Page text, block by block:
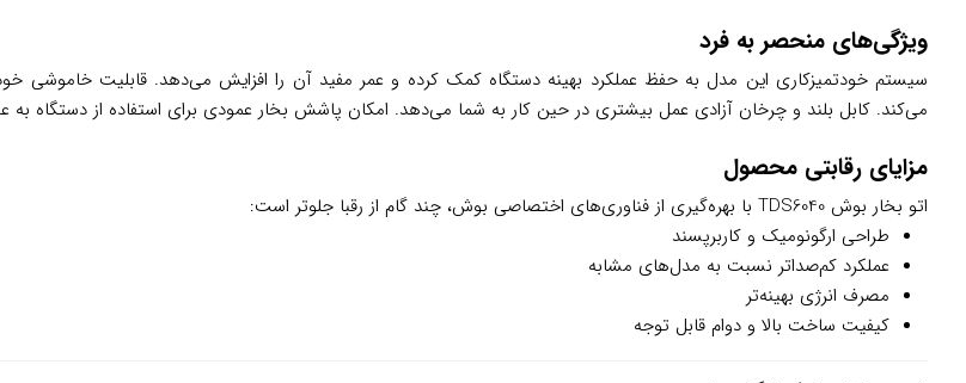
ویژگی‌های منحصر به فرد
سیستم خودتمیزکاری این مدل به حفظ عملکرد بهینه دستگاه کمک کرده و عمر مفید آن را افزایش می‌دهد. قابلیت خاموشی
می‌کند. کابل بلند و چرخان آزادی عمل بیشتری در حین کار به شما می‌دهد. امکان پاشش بخار عمودی برای استفاده از دستگاه به
مزایای رقابتی محصول
اتو بخار بوش TDS6040 با بهره‌گیری از فناوری‌های اختصاصی بوش، چند گام از رقبا جلوتر است:
طراحی ارگونومیک و کاربرپسند
عملکرد کم‌صداتر نسبت به مدل‌های مشابه
مصرف انرژی بهینه‌تر
کیفیت ساخت بالا و دوام قابل توجه